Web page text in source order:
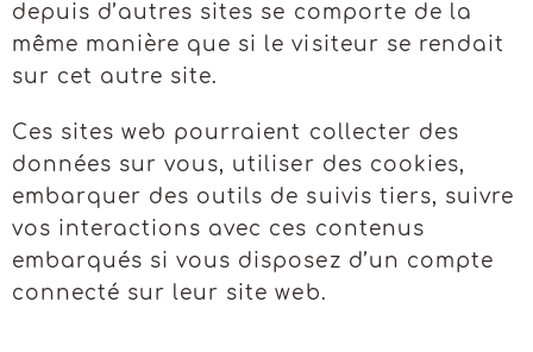
depuis d’autres sites se comporte de la
même manière que si le visiteur se rendait
sur cet autre site.
Ces sites web pourraient collecter des
données sur vous, utiliser des cookies,
embarquer des outils de suivis tiers, suivre
vos interactions avec ces contenus
embarqués si vous disposez d’un compte
connecté sur leur site web.